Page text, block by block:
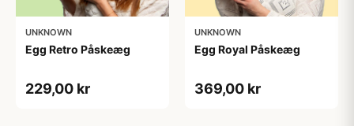
UNKNOWN
Egg Retro Påskeæg
229,00 kr
UNKNOWN
Egg Royal Påskeæg
369,00 kr